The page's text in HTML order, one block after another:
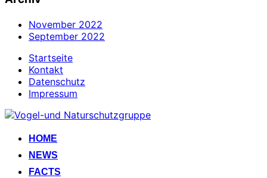
November 2022
September 2022
Startseite
Kontakt
Datenschutz
Impressum
Zum
springenHOME
NEWS
FACTS